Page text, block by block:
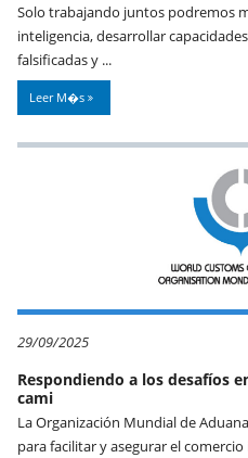
Solo trabajando juntos podremos
inteligencia, desarrollar
falsificadas y ...
Leer M�s
29/09/2025
Respondiendo a los desafíos
cami
La Organización Mundial de
para facilitar y asegurar el